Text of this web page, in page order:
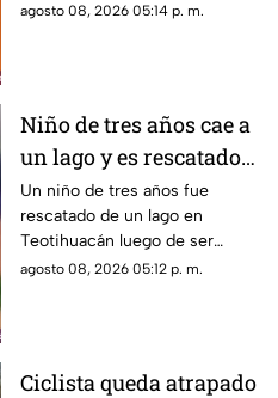
rescatado y cerca de mil
agosto 08, 2026 05:14 p. m.
Niño de tres años cae a
un lago y es rescatado
inconsciente en
Teotihuacán
Un niño de tres años fue
rescatado de un lago en
Teotihuacán luego de ser
localizado inconsciente. Un
agosto 08, 2026 05:12 p. m.
Ciclista queda atrapado